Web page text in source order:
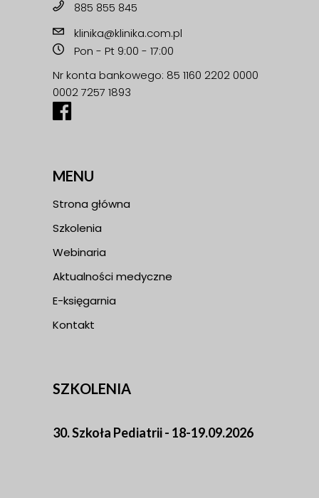
885 855 845
klinika@klinika.com.pl
Pon - Pt 9:00 - 17:00
Nr konta bankowego: 85 1160 2202 0000
0002 7257 1893
MENU
Strona główna
Szkolenia
Webinaria
Aktualności medyczne
E-księgarnia
Kontakt
SZKOLENIA
30. Szkoła Pediatrii - 18-19.09.2026